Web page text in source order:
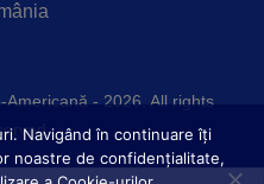
- 2026. All rights
Navigând în continuare îți
noastre de confidențialitate,